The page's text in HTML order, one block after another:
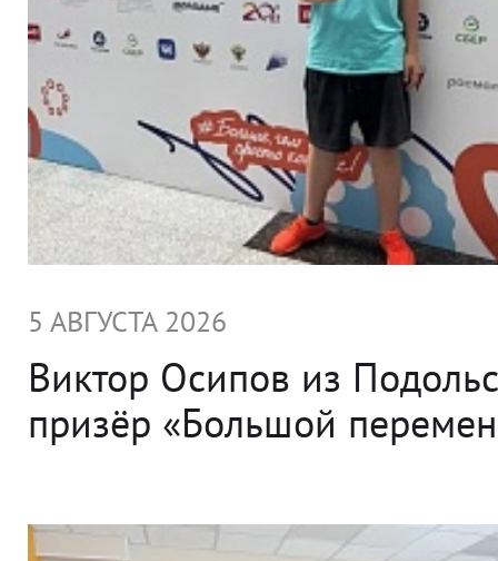
5 АВГУСТА 2026
Виктор Осипов из
призёр «Большой